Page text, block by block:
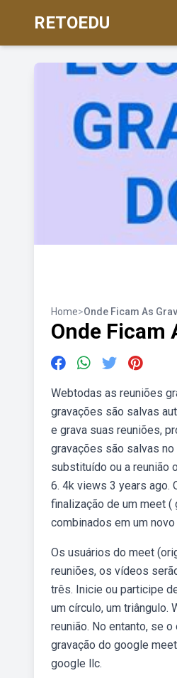
RETOEDU
Home>Onde Ficam As
Onde Ficam
Webtodas as reuniões
gravações são salvas
e grava suas reuniões,
gravações são salvas
substituído ou a reunião
6. 4k views 3 years ago.
finalização de um meet (
combinados em um
Os usuários do meet
reuniões, os vídeos
três. Inicie ou participe
um círculo, um triângulo.
reunião. No entanto, se
gravação do google
google llc.